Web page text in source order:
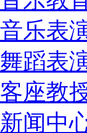
音乐表
舞蹈表
客座教
新闻中